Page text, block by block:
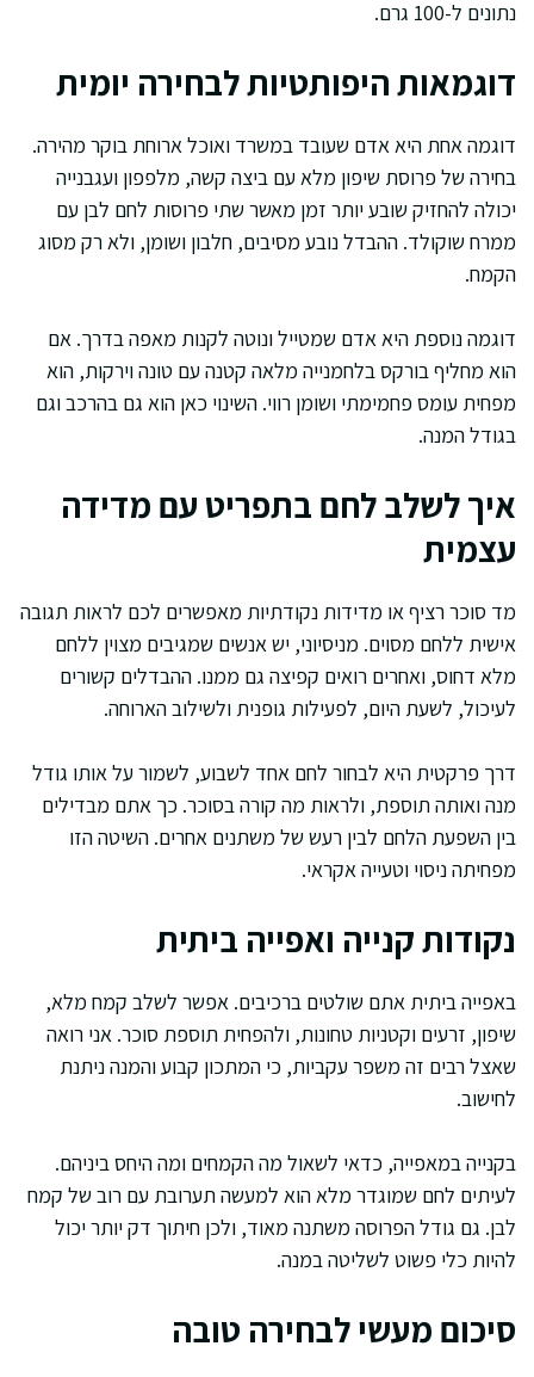
נתונים ל-100 גרם.
דוגמאות היפותטיות לבחירה יומית
דוגמה אחת היא אדם שעובד במשרד ואוכל ארוחת בוקר מהירה.
בחירה של פרוסת שיפון מלא עם ביצה קשה, מלפפון ועגבנייה
יכולה להחזיק שובע יותר זמן מאשר שתי פרוסות לחם לבן עם
ממרח שוקולד. ההבדל נובע מסיבים, חלבון ושומן, ולא רק מסוג
הקמח.
דוגמה נוספת היא אדם שמטייל ונוטה לקנות מאפה בדרך. אם
הוא מחליף בורקס בלחמנייה מלאה קטנה עם טונה וירקות, הוא
מפחית עומס פחמימתי ושומן רווי. השינוי כאן הוא גם בהרכב וגם
בגודל המנה.
איך לשלב לחם בתפריט עם מדידה
עצמית
מד סוכר רציף או מדידות נקודתיות מאפשרים לכם לראות תגובה
אישית ללחם מסוים. מניסיוני, יש אנשים שמגיבים מצוין ללחם
מלא דחוס, ואחרים רואים קפיצה גם ממנו. ההבדלים קשורים
לעיכול, לשעת היום, לפעילות גופנית ולשילוב הארוחה.
דרך פרקטית היא לבחור לחם אחד לשבוע, לשמור על אותו גודל
מנה ואותה תוספת, ולראות מה קורה בסוכר. כך אתם מבדילים
בין השפעת הלחם לבין רעש של משתנים אחרים. השיטה הזו
מפחיתה ניסוי וטעייה אקראי.
נקודות קנייה ואפייה ביתית
באפייה ביתית אתם שולטים ברכיבים. אפשר לשלב קמח מלא,
שיפון, זרעים וקטניות טחונות, ולהפחית תוספת סוכר. אני רואה
שאצל רבים זה משפר עקביות, כי המתכון קבוע והמנה ניתנת
לחישוב.
בקנייה במאפייה, כדאי לשאול מה הקמחים ומה היחס ביניהם.
לעיתים לחם שמוגדר מלא הוא למעשה תערובת עם רוב של קמח
לבן. גם גודל הפרוסה משתנה מאוד, ולכן חיתוך דק יותר יכול
להיות כלי פשוט לשליטה במנה.
סיכום מעשי לבחירה טובה